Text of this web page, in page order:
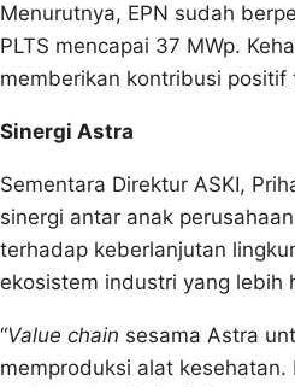
Menurutnya, EPN sudah
PLTS mencapai 37 MWp.
memberikan kontribusi positif
Sinergi Astra
Sementara Direktur ASKI,
sinergi antar anak
terhadap keberlanjutan
ekosistem industri yang lebih
“Value chain sesama Astra
memproduksi alat